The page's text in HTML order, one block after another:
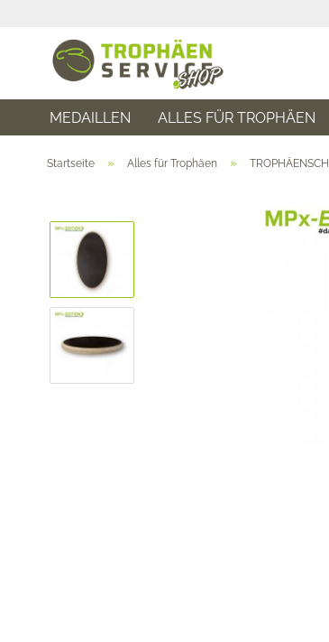
MEDAILLEN ALLES FÜR TROPHÄEN
Startseite » Alles für Trophäen »